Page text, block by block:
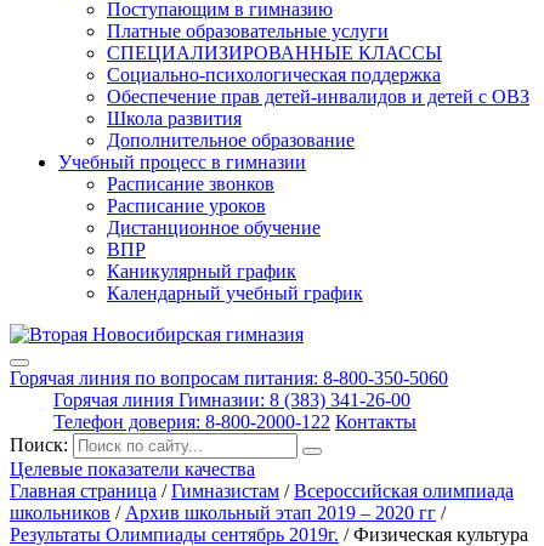
Поступающим в гимназию
Платные образовательные услуги
СПЕЦИАЛИЗИРОВАННЫЕ КЛАССЫ
Социально-психологическая поддержка
Обеспечение прав детей-инвалидов и детей с ОВЗ
Школа развития
Дополнительное образование
Учебный процесс в гимназии
Расписание звонков
Расписание уроков
Дистанционное обучение
ВПР
Каникулярный график
Календарный учебный график
Горячая линия по вопросам питания: 8-800-350-5060
Горячая линия Гимназии: 8 (383) 341-26-00
Телефон доверия: 8-800-2000-122 Контакты
Поиск:
Целевые показатели качества
Главная страница /Гимназистам /Всероссийская олимпиада
школьников / Архив школьный этап 2019 – 2020 гг /
Результаты Олимпиады сентябрь 2019г. /Физическая культура